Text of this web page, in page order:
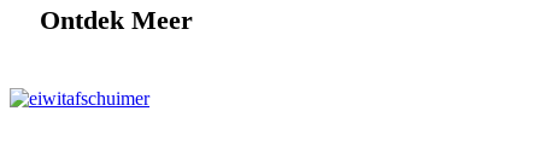
Ontdek Meer